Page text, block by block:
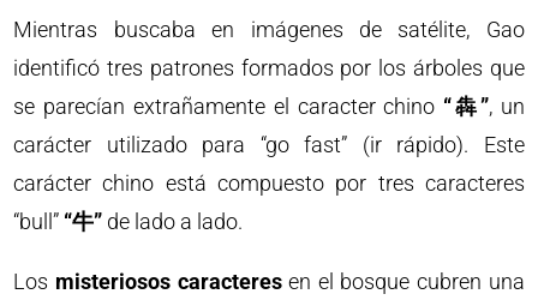
Mientras buscaba en imágenes de satélite, Gao
identificó tres patrones formados por los árboles que
se parecían extrañamente el caracter chino “犇”, un
carácter utilizado para “go fast” (ir rápido). Este
carácter chino está compuesto por tres caracteres
“bull” “牛” de lado a lado.
Los misteriosos caracteresen el bosque cubren una